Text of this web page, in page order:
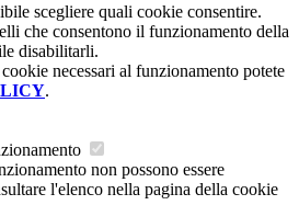
scegliere quali cookie consentire.
che consentono il funzionamento della
disabilitarli.
necessari al funzionamento potete
.
non possono essere
l'elenco nella pagina della cookie